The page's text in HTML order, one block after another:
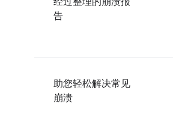
告
助您轻松解决常见
崩溃